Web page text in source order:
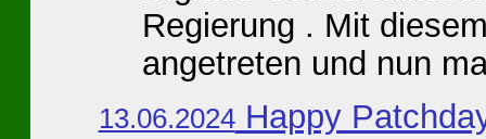
Regierung . Mit
angetreten und nun
13.06.2024Happy